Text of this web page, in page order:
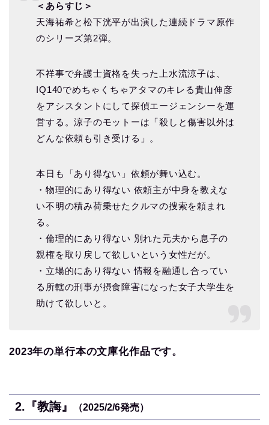
＜あらすじ＞
天海祐希と松下洸平が出演した連続ドラマ原作
のシリーズ第2弾。
不祥事で弁護士資格を失った上水流涼子は、
IQ140でめちゃくちゃアタマのキレる貴山伸彦
をアシスタントにして探偵エージェンシーを運
営する。涼子のモットーは「殺しと傷害以外は
どんな依頼も引き受ける」。
本日も「あり得ない」依頼が舞い込む。
・物理的にあり得ない 依頼主が中身を教えな
い不明の積み荷乗せたクルマの捜索を頼まれ
る。
・倫理的にあり得ない 別れた元夫から息子の
親権を取り戻して欲しいという女性だが。
・立場的にあり得ない 情報を融通し合ってい
る所轄の刑事が摂食障害になった女子大学生を
助けて欲しいと。
2023年の単行本の文庫化作品です。
2.『教誨』 （2025/2/6発売）